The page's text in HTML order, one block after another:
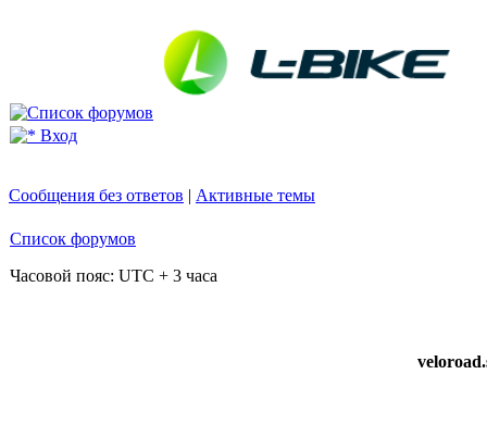
Вход
Сообщения без ответов | Активные темы
Список форумов
Часовой пояс: UTC + 3 часа